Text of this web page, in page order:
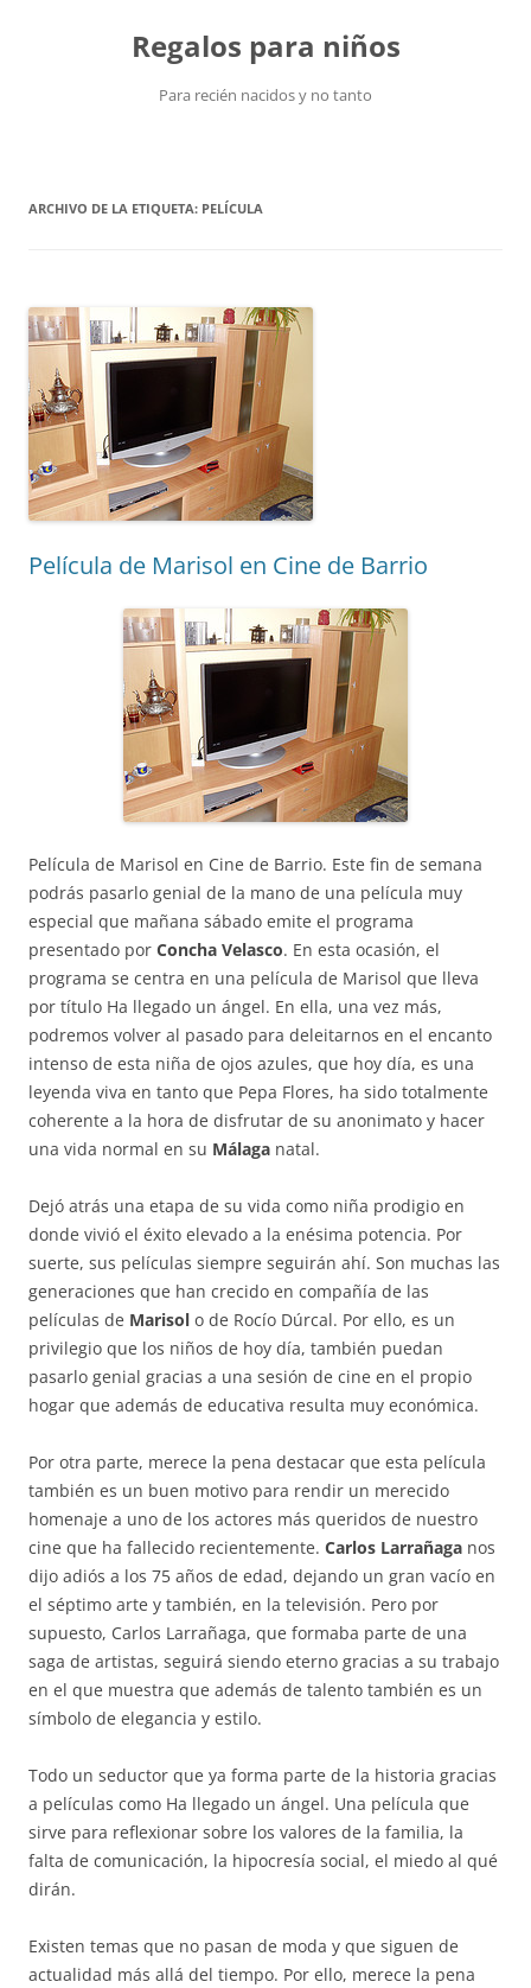
Regalos para niños
Para recién nacidos y no tanto
ARCHIVO DE LA ETIQUETA: PELÍCULA
Película de Marisol en Cine de Barrio
Película de Marisol en Cine de Barrio. Este fin de semana
podrás pasarlo genial de la mano de una película muy
especial que mañana sábado emite el programa
presentado por Concha Velasco. En esta ocasión, el
programa se centra en una película de Marisol que lleva
por título Ha llegado un ángel. En ella, una vez más,
podremos volver al pasado para deleitarnos en el encanto
intenso de esta niña de ojos azules, que hoy día, es una
leyenda viva en tanto que Pepa Flores, ha sido totalmente
coherente a la hora de disfrutar de su anonimato y hacer
una vida normal en su Málaga natal.
Dejó atrás una etapa de su vida como niña prodigio en
donde vivió el éxito elevado a la enésima potencia. Por
suerte, sus películas siempre seguirán ahí. Son muchas las
generaciones que han crecido en compañía de las
películas de Marisol o de Rocío Dúrcal. Por ello, es un
privilegio que los niños de hoy día, también puedan
pasarlo genial gracias a una sesión de cine en el propio
hogar que además de educativa resulta muy económica.
Por otra parte, merece la pena destacar que esta película
también es un buen motivo para rendir un merecido
homenaje a uno de los actores más queridos de nuestro
cine que ha fallecido recientemente. Carlos Larrañaga nos
dijo adiós a los 75 años de edad, dejando un gran vacío en
el séptimo arte y también, en la televisión. Pero por
supuesto, Carlos Larrañaga, que formaba parte de una
saga de artistas, seguirá siendo eterno gracias a su trabajo
en el que muestra que además de talento también es un
símbolo de elegancia y estilo.
Todo un seductor que ya forma parte de la historia gracias
a películas como Ha llegado un ángel. Una película que
sirve para reflexionar sobre los valores de la familia, la
falta de comunicación, la hipocresía social, el miedo al qué
dirán.
Existen temas que no pasan de moda y que siguen de
actualidad más allá del tiempo. Por ello, merece la pena